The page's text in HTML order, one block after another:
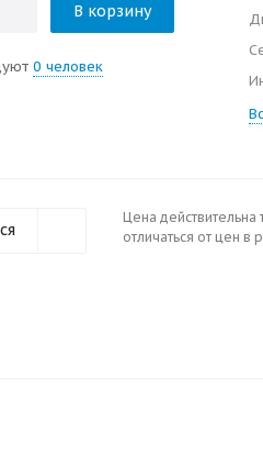
В корзину
0 человек
Цена действительна
отличаться от цен в